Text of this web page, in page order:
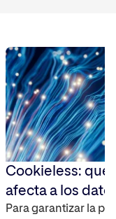
Cookieless: qué
afecta a los
Para garantizar la